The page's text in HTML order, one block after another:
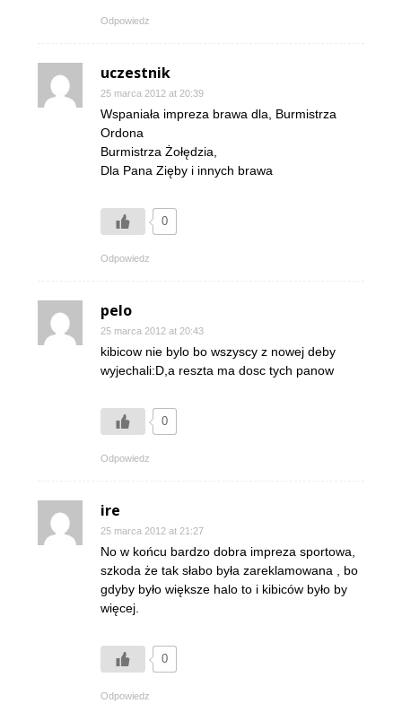
Odpowiedz
uczestnik
25 marca 2012 at 20:39
Wspaniała impreza brawa dla, Burmistrza
Ordona
Burmistrza Żołędzia,
Dla Pana Zięby i innych brawa
0
Odpowiedz
pelo
25 marca 2012 at 20:43
kibicow nie bylo bo wszyscy z nowej deby
wyjechali:D,a reszta ma dosc tych panow
0
Odpowiedz
ire
25 marca 2012 at 21:27
No w końcu bardzo dobra impreza sportowa,
szkoda że tak słabo była zareklamowana , bo
gdyby było większe halo to i kibiców było by
więcej.
0
Odpowiedz